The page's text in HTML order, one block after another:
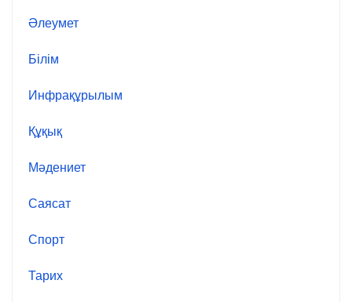
Әлеумет
Білім
Инфрақұрылым
Құқық
Мәдениет
Саясат
Спорт
Тарих